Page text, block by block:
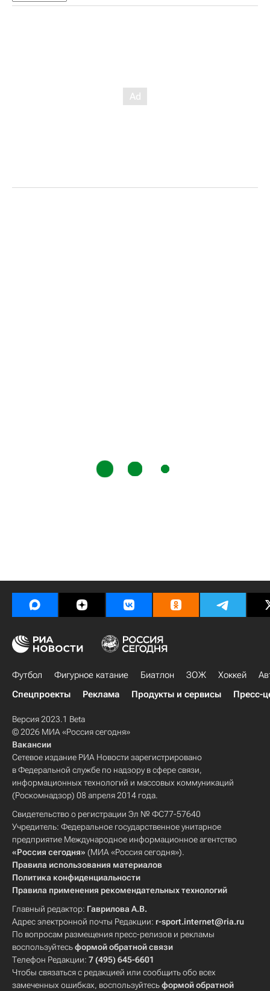
Футбол Фигурное катание Биатлон ЗОЖ Хоккей
Спецпроекты
Реклама Продукты и сервисы Пресс-
Версия 2023.1 Beta
© 2026 МИА «Россия сегодня»
Вакансии
Сетевое издание РИА Новости зарегистрировано
в Федеральной службе по надзору в сфере связи,
информационных технологий и массовых коммуникаций
(Роскомнадзор) 08 апреля 2014 года.
Свидетельство о регистрации Эл № ФС77-57640
Учредитель: Федеральное государственное унитарное
предприятие Международное информационное агентство
«Россия сегодня» (МИА «Россия сегодня»).
Правила использования материалов
Политика конфиденциальности
Правила применения рекомендательных технологий
Главный редактор: Гаврилова А.В.
Адрес электронной почты Редакции: r-sport.internet@ria.ru
По вопросам размещения пресс-релизов и рекламы
воспользуйтесьформой обратной связи
Телефон Редакции: 7 (495) 645-6601
Чтобы связаться с редакцией или сообщить обо всех
замеченных ошибках, воспользуйтесьформой обратной